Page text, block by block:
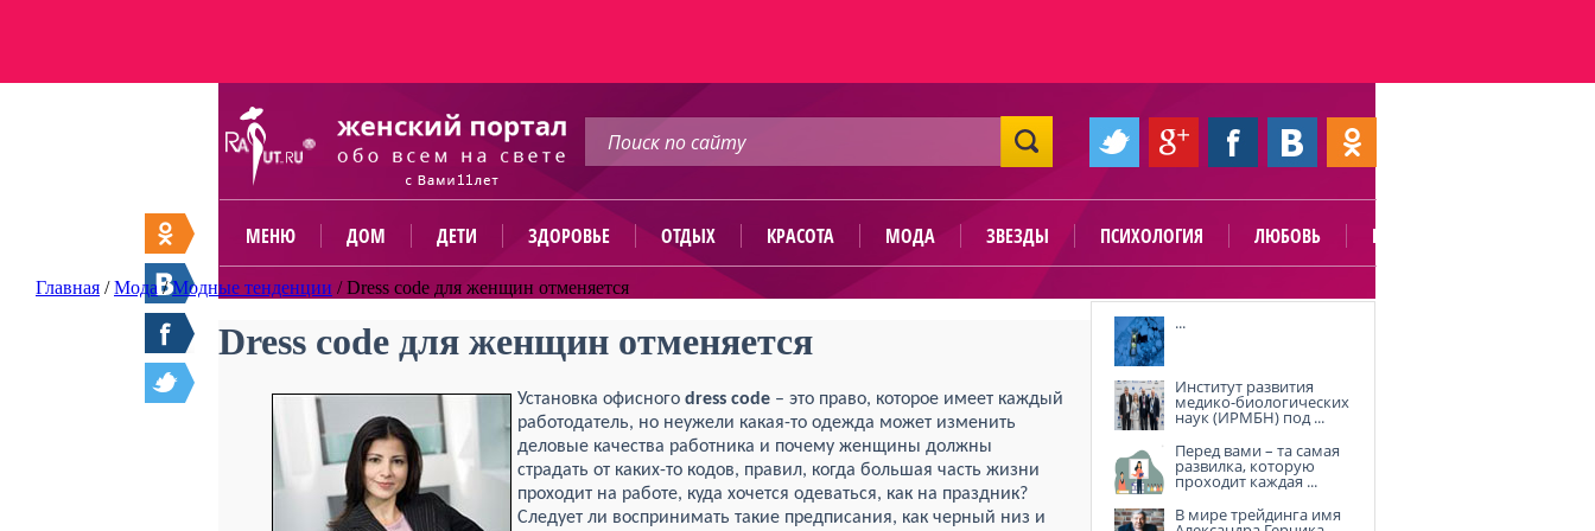
МЕНЮ ДОМ ДЕТИ ЗДОРОВЬЕ ОТДЫХ КРАСОТА МОДА ЗВЕЗДЫ ПСИХОЛОГИЯ ЛЮБОВЬ ПОЛЕЗНО
Главная /Мода /Модные тенденции /Dress code для женщин отменяется
Dress code для женщин отменяется
Установка офисного dress code – это право, которое имеет каждый
работодатель, но неужели какая-то одежда может изменить
деловые качества работника и почему женщины должны
страдать от каких-то кодов, правил, когда большая часть жизни
проходит на работе, куда хочется одеваться, как на праздник?
Следует ли воспринимать такие предписания, как черный низ и
...
Институт развития
медико-биологических
наук (ИРМБН) под ...
Перед вами – та самая
развилка, которую
проходит каждая ...
В мире трейдинга имя